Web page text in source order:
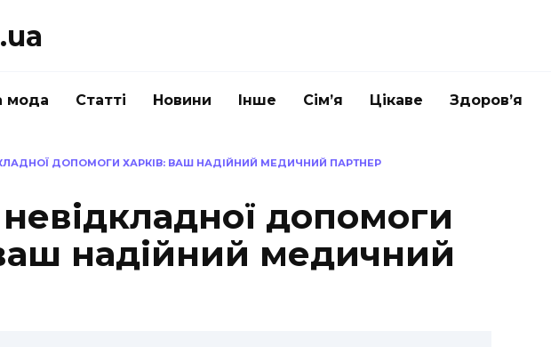
мода Статті Новини Інше Сім’я Цікаве Здоров’я
ДОПОМОГИ ХАРКІВ: ВАШ НАДІЙНИЙ МЕДИЧНИЙ ПАРТНЕР
допомоги
надійний медичний